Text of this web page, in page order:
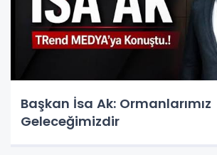
Başkan İsa Ak: Ormanlarımız
Geleceğimizdir